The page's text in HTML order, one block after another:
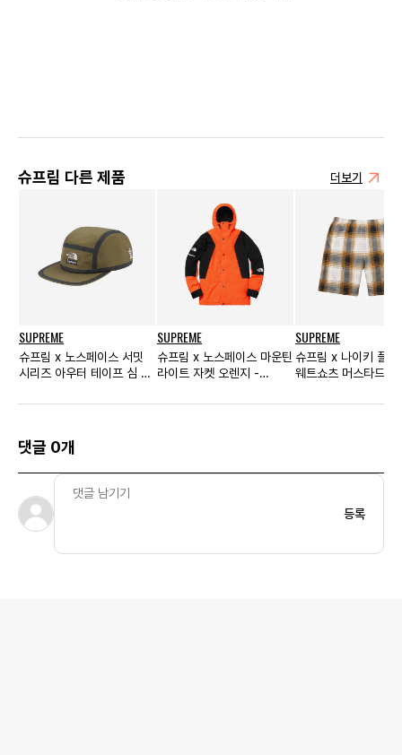
슈프림 다른 제품 더보기
SUPREME
슈프림 x 노스페이스 서밋
시리즈 아우터 테이프 심 캠
SUPREME
슈프림 x 노스페이스 마운틴
라이트 자켓 오렌지 -
SUPREME
슈프림 x 나이키 플래
웨트쇼츠 머스타드 -
댓글 0개
등록